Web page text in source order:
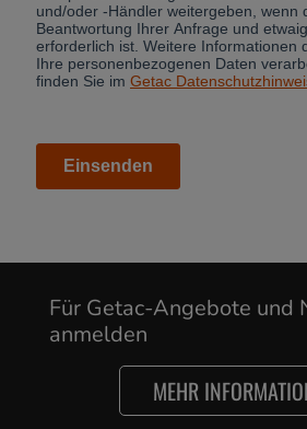
Für Getac-Angebote und
anmelden
MEHR